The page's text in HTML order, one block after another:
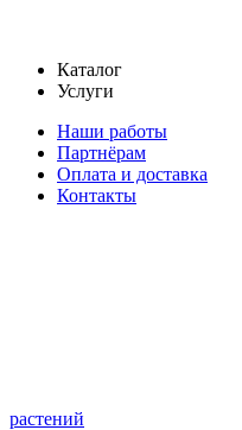
Каталог
Услуги
Наши работы
Партнёрам
Оплата и доставка
Контакты
растений